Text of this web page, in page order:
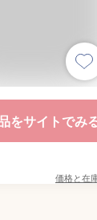
をサイトでみ
価格と在